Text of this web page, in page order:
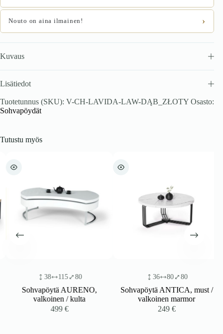
Nouto on aina ilmainen! ›
Kuvaus
Lisätiedot
Tuotetunnus (SKU): V-CH-LAVIDA-LAW-DĄB_ZŁOTY Osasto:
Sohvapöydät
Tutustu myös
38 115 80
Sohvapöytä AURENO,
valkoinen / kulta
499€
36 80 80
Sohvapöytä ANTICA, must /
valkoinen marmor
249€